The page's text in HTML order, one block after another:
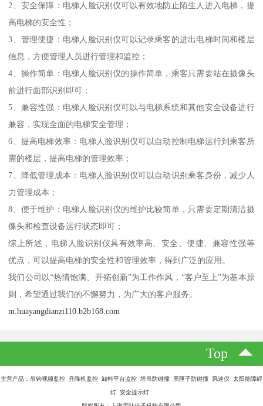
2、安全保障：电梯人脸识别仪可以有效地防止陌生人进入电梯，提
高电梯的安全性；
3、管理便捷：电梯人脸识别仪可以记录乘客的进出电梯时间和楼层
信息，方便管理人员进行管理和监控；
4、操作简单：电梯人脸识别仪的操作简单，乘客只需要站在摄像头
前进行面部识别即可；
5、兼容性强：电梯人脸识别仪可以与电梯系统和其他安全设备进行
兼容，实现全面的电梯安全管理；
6、提高电梯效率：电梯人脸识别仪可以自动控制电梯运行到乘客所
需的楼层，提高电梯的管理效率；
7、降低管理成本：电梯人脸识别仪可以自动识别乘客身份，减少人
力管理成本；
8、便于维护：电梯人脸识别仪的维护比较简单，只需要定期清洁摄
像头和检查设备运行状态即可；
综上所述，电梯人脸识别仪具有效率高、安全、便捷、兼容性强等
优点，可以提高电梯的安全性和管理效率，得到广泛的应用。
我们公司以“热情饱满、开拓创新”为工作作风，“客户至上”为基本原
则，希望通过我们的不懈努力，为广大的客户服务。
m.huayangdianzi110.b2b168.com
Top
主营产品：吊钩视频监控 升降机监控 卸料平台监控 塔吊防碰撞 黑匣子防碰撞 风速仪 太阳能障碍
灯 安全提示灯